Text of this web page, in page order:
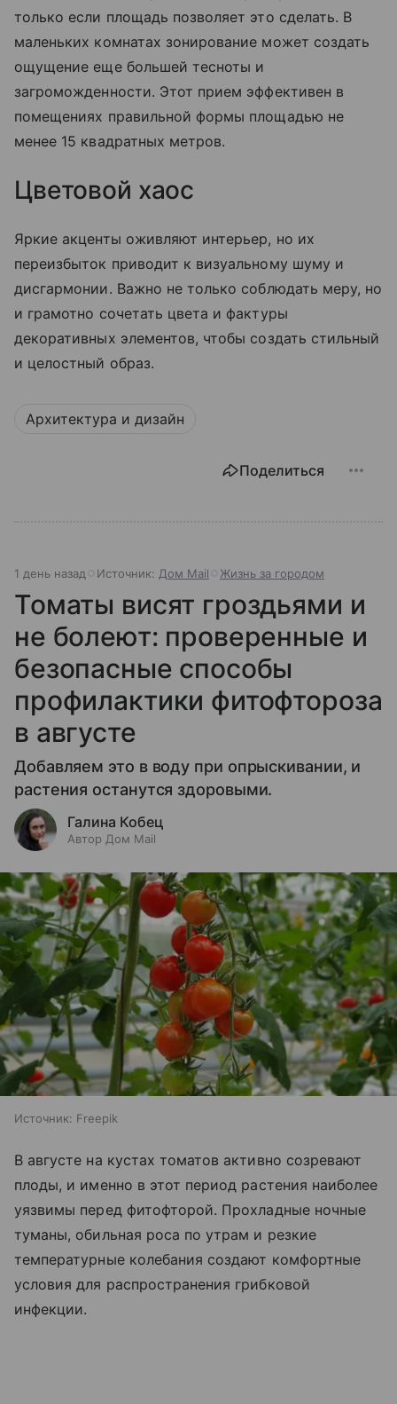
только если площадь позволяет это сделать. В
маленьких комнатах зонирование может создать
ощущение еще большей тесноты и
загроможденности. Этот прием эффективен в
помещениях правильной формы площадью не
менее 15 квадратных метров.
Цветовой хаос
Яркие акценты оживляют интерьер, но их
переизбыток приводит к визуальному шуму и
дисгармонии. Важно не только соблюдать меру, но
и грамотно сочетать цвета и фактуры
декоративных элементов, чтобы создать стильный
и целостный образ.
Архитектура и дизайн
Поделиться
1 день назад Источник: Дом Mail Жизнь за городом
Томаты висят гроздьями и
не болеют: проверенные и
безопасные способы
профилактики фитофтороза
в августе
Добавляем это в воду при опрыскивании, и
растения останутся здоровыми.
Галина Кобец
Автор Дом Mail
Источник: Freepik
В августе на кустах томатов активно созревают
плоды, и именно в этот период растения наиболее
уязвимы перед фитофторой. Прохладные ночные
туманы, обильная роса по утрам и резкие
температурные колебания создают комфортные
условия для распространения грибковой
инфекции.